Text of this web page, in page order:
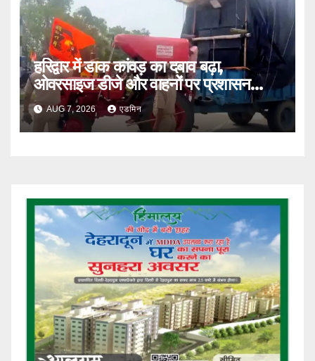
हरिद्वार में डाक कांवड़ का दबाव बढ़ा,
ओवरसाइज डीजे और वाहनों पर प्रशासन
सख्तAUG 7, 2026 एडमिन